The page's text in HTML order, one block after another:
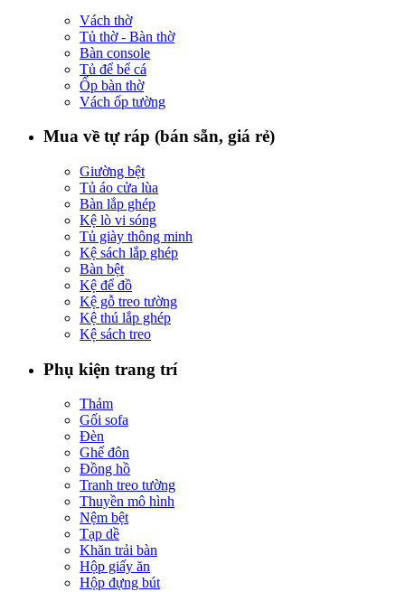
Vách thờ
Tủ thờ - Bàn thờ
Bàn console
Tủ để bể cá
Ốp bàn thờ
Vách ốp tường
Mua về tự ráp (bán sẵn, giá rẻ)
Giường bệt
Tủ áo cửa lùa
Bàn lắp ghép
Kệ lò vi sóng
Tủ giày thông minh
Kệ sách lắp ghép
Bàn bệt
Kệ để đồ
Kệ gỗ treo tường
Kệ thú lắp ghép
Kệ sách treo
Phụ kiện trang trí
Thảm
Gối sofa
Đèn
Ghế đôn
Đồng hồ
Tranh treo tường
Thuyền mô hình
Nệm bệt
Tạp dề
Khăn trải bàn
Hộp giấy ăn
Hộp đựng bút